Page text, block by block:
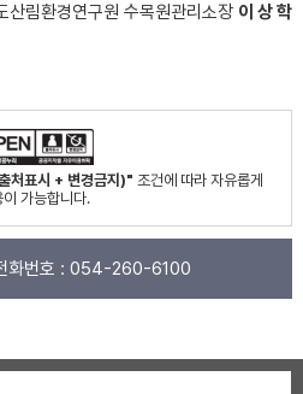
산림환경연구원 수목원관리소장 이 상 학
처표시 + 변경금지)" 조건에 따라 자유롭게
이 가능합니다.
화번호 : 054-260-6100